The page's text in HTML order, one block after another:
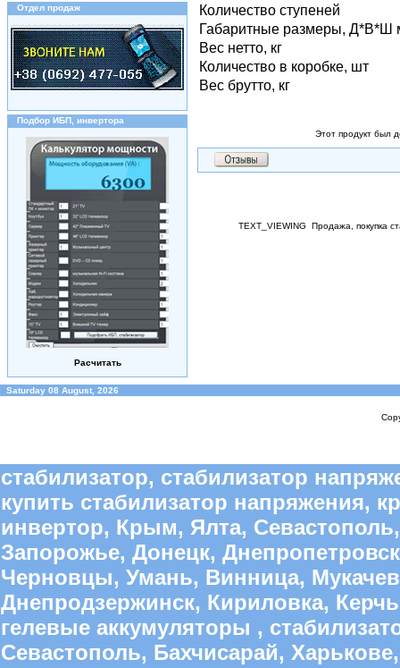
Отдел продаж
Подбор ИБП, инвертора
Расчитать
Количество ступеней
Габаритные размеры, Д*В*Ш
Вес нетто, кг
Количество в коробке, шт
Вес брутто, кг
Этот продукт был
TEXT_VIEWING Продажа, покупка
Saturday 08 August, 2026
стабилизатор, стабилизатор
купить стабилизатор напряжения,
инвертор, Крым, Ялта,
Запорожье, Донецк,
Черновцы, Умань, Винница,
Днепродзержинск, Кириловка,
гелевые аккумуляторы ,
Севастополь, Бахчисарай,